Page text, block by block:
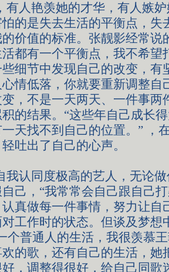
有人艳羡她的才华，有人嫉
的是失去生活的平衡点，失
价值的标准。张靓影经常说
都有一个平衡点，我不希望
细节中发现自己的改变，有
情低落，你就要重新调整自
，不是一天两天、一件事两
的结果。“这些年自己成长
天找不到自己的位置。” ，
吐出了自己的心声。
我认同度极高的艺人，无论
己，“我常常会自己跟自己
真做每一件事情，努力让自
工作时的状态。但谈及梦想
个普通人的生活，我很羡慕
的歌，还有自己的生活，她
，调整得很好，给自己同歌